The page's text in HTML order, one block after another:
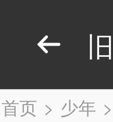
首页 > 少年 >